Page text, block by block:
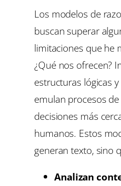
Los modelos de
buscan superar
limitaciones que he
¿Qué nos ofrecen?
estructuras lógicas
emulan procesos
decisiones más
humanos. Estos
generan texto, sino
Analizan